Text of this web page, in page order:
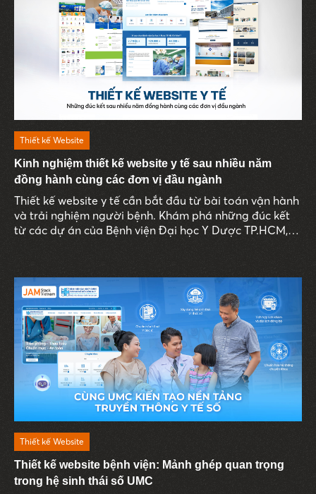
Thiết kế Website
Kinh nghiệm thiết kế website y tế sau nhiều năm
đồng hành cùng các đơn vị đầu ngành
Thiết kế website y tế cần bắt đầu từ bài toán vận hành
và trải nghiệm người bệnh. Khám phá những đúc kết
từ các dự án của Bệnh viện Đại học Y Dược TP.HCM,
Thiết kế Website
Thiết kế website bệnh viện: Mảnh ghép quan trọng
trong hệ sinh thái số UMC